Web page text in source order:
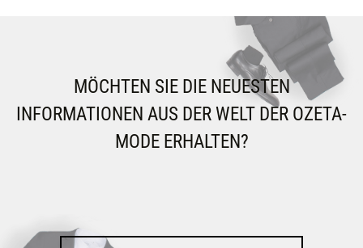
MÖCHTEN SIE DIE NEUESTEN
INFORMATIONEN AUS DER WELT DER OZETA-
MODE ERHALTEN?